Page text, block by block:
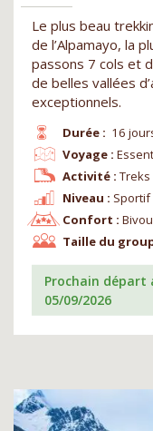
Le plus beau
de l’Alpamayo, la
passons 7 cols et
de belles vallées
exceptionnels.
Durée : 16
Niveau : Sportif
Voyage :
Confort :
Activité :
Taille du
Prochain départ
05/09/2026